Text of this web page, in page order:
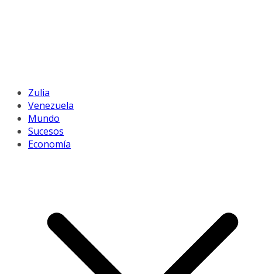
Zulia
Venezuela
Mundo
Sucesos
Economía